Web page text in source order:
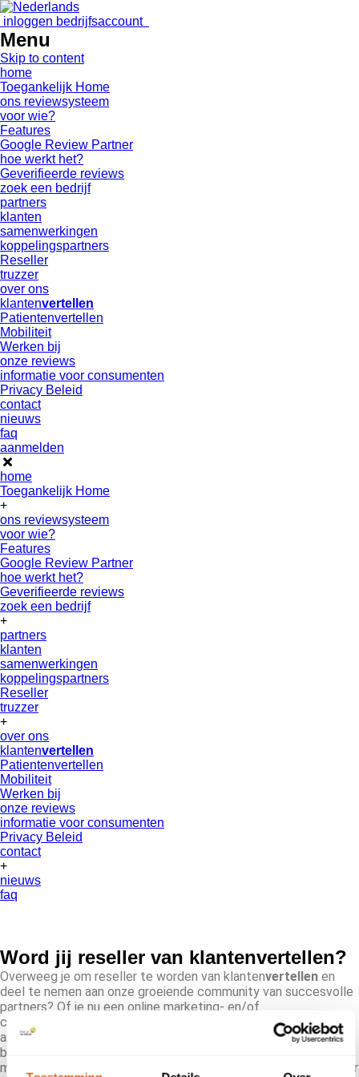
inloggen bedrijfsaccount
Menu
Skip to content
home
Toegankelijk Home
ons reviewsysteem
voor wie?
Features
Google Review Partner
hoe werkt het?
Geverifieerde reviews
zoek een bedrijf
partners
klanten
samenwerkingen
koppelingspartners
Reseller
truzzer
over ons
klantenvertellen
Patientenvertellen
Mobiliteit
Werken bij
onze reviews
informatie voor consumenten
Privacy Beleid
contact
nieuws
faq
aanmelden
home
Toegankelijk Home
+
ons reviewsysteem
voor wie?
Features
Google Review Partner
hoe werkt het?
Geverifieerde reviews
zoek een bedrijf
+
partners
klanten
samenwerkingen
koppelingspartners
Reseller
truzzer
+
over ons
klantenvertellen
Patientenvertellen
Mobiliteit
Werken bij
onze reviews
informatie voor consumenten
Privacy Beleid
contact
+
nieuws
faq
Word jij reseller van klantenvertellen?
Overweeg je om reseller te worden van klantenvertellen en
deel te nemen aan onze groeiende community van succesvolle
partners? Of je nu een online marketing- en/of
communicatiebureau runt, een webbouwer bent, of op een
andere manier nauw betrokken bent bij ondernemers die
behoefte hebben aan advies over hun online
marketingstrategieën, wij bieden jou een fantastische kans voor